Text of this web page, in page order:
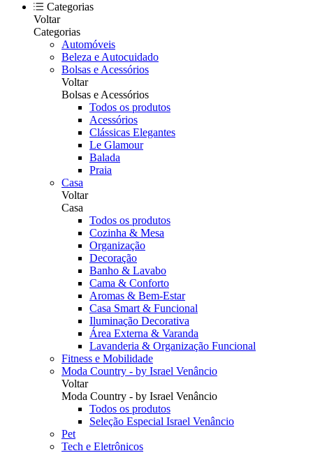
Categorias
Voltar
Categorias
Automóveis
Beleza e Autocuidado
Bolsas e Acessórios
Voltar
Bolsas e Acessórios
Todos os produtos
Acessórios
Clássicas Elegantes
Le Glamour
Balada
Praia
Casa
Voltar
Casa
Todos os produtos
Cozinha & Mesa
Organização
Decoração
Banho & Lavabo
Cama & Conforto
Aromas & Bem-Estar
Casa Smart & Funcional
Iluminação Decorativa
Área Externa & Varanda
Lavanderia & Organização Funcional
Fitness e Mobilidade
Moda Country - by Israel Venâncio
Voltar
Moda Country - by Israel Venâncio
Todos os produtos
Seleção Especial Israel Venâncio
Pet
Tech e Eletrônicos